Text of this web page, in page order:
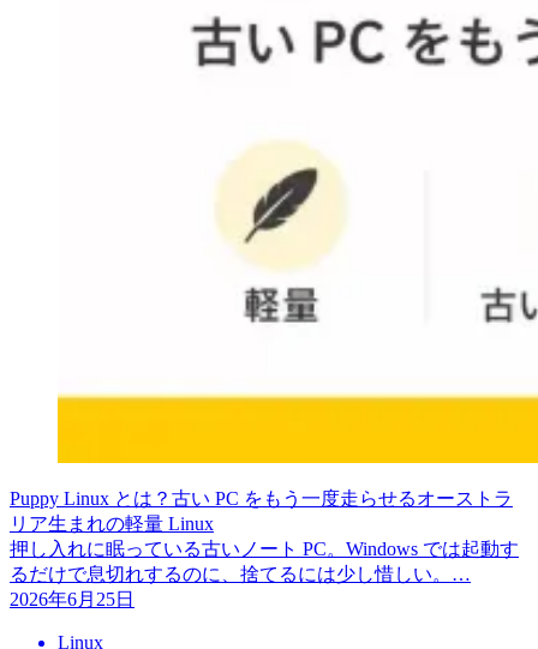
Puppy Linux とは？古い PC をもう一度走らせるオーストラ
リア生まれの軽量 Linux
押し入れに眠っている古いノート PC。Windows では起動す
るだけで息切れするのに、捨てるには少し惜しい。…
2026年6月25日
Linux